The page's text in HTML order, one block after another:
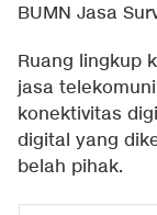
BUMN Jasa
Ruang lingkup
jasa
konektivitas
digital yang
belah pihak.